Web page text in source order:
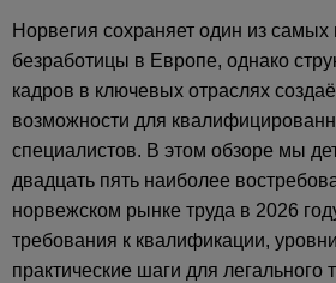
Норвегия сохраняет один из самых
безработицы в Европе, однако
кадров в ключевых отраслях
возможности для
специалистов. В этом обзоре мы
двадцать пять наиболее
норвежском рынке труда в 2026
требования к квалификации,
практические шаги для легального